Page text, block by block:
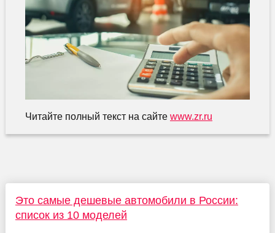
Читайте полный текст на сайте www.zr.ru
Это самые дешевые автомобили в России:
список из 10 моделей